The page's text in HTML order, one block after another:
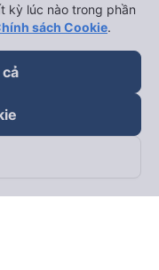
kỳ lúc nào trong phần
sách Cookie.